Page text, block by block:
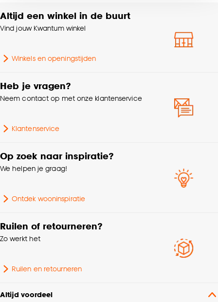
accepteren door op ‘Cookies aanpassen’ te
klikken.
Goed om te weten is dat je deze keuze altijd nog
Geschikt voor
Trapgeschikt,
Altijd een winkel in de buurt
Vind jouw Kwantum winkel
Winkels en openingstijden
Heb je vragen?
Neem contact op met onze klantenservice
Klantenservice
Op zoek naar inspiratie?
We helpen je graag!
Ontdek wooninspiratie
Ruilen of retourneren?
Zo werkt het
Ruilen en retourneren
Altijd voordeel